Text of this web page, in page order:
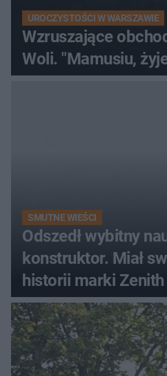
UROCZYSTOŚCI W WARSZAWIE
Wzruszające
Woli. "Mamusiu,
SMUTNE WIEŚCI
Odszedł wybitny
konstruktor. Miał
historii marki Zenith